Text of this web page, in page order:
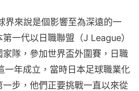
界來說是個影響至為深遠的一
一代以日職聯盟（J League）
隊，參加世界盃外圍賽，日職
一年成立，當時日本足球職業化
步，他們正要挑戰一直以來從